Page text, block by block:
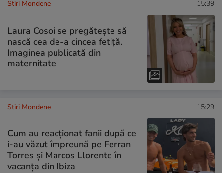
Stiri Mondene 15:39
Laura Cosoi se pregătește să
nască cea de-a cincea fetiță.
Imaginea publicată din
maternitate
Stiri Mondene 15:29
Cum au reacționat fanii după ce
i-au văzut împreună pe Ferran
Torres și Marcos Llorente în
vacanța din Ibiza